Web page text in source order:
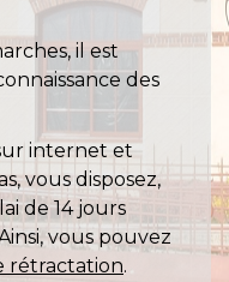
il est
des
internet et
vous disposez,
de 14 jours
vous pouvez
rétractation.